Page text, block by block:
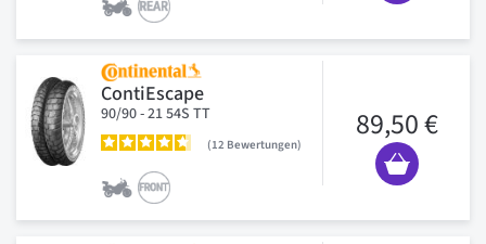
ContiEscape
90/90 - 21 54S TT
12 Bewertungen
89,50 €